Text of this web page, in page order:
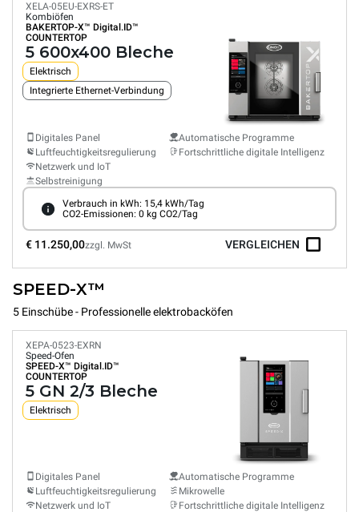
XELA-05EU-EXRS-ET
Kombiöfen
BAKERTOP-X™ Digital.ID™
COUNTERTOP
5 600x400 Bleche
Elektrisch
Integrierte Ethernet-Verbindung
Digitales Panel
Luftfeuchtigkeitsregulierung
Netzwerk und IoT
Selbstreinigung
Automatische Programme
Fortschrittliche digitale Intelligenz
Verbrauch in kWh: 15,4 kWh/Tag
CO2-Emissionen: 0 kg CO2/Tag
€ 11.250,00zzgl. MwSt VERGLEICHEN
SPEED-X™
5 Einschübe - Professionelle elektrobacköfen
XEPA-0523-EXRN
Speed-Ofen
SPEED-X™ Digital.ID™
COUNTERTOP
5 GN 2/3 Bleche
Elektrisch
Digitales Panel
Luftfeuchtigkeitsregulierung
Netzwerk und IoT
Automatische Programme
Mikrowelle
Fortschrittliche digitale Intelligenz